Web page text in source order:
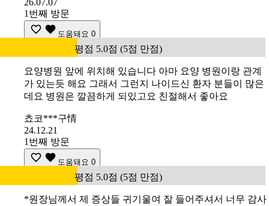
26.07.07
1번째 방문
도움돼요 0
평점 5.0점 (5점 만점)
요양병원 앞에 위치해 있습니다 아마 요양 병원이랑 관계
가 있는듯 해요 그래서 그런지 나이드신 환자 분들이 많은
데요 병원은 깔끔하게 되있고요 친절해서 좋아요
쵸코***구情
24.12.21
1번째 방문
도움돼요 0
평점 5.0점 (5점 만점)
*원장님께서 제 증상들 귀기울여 잘 들어주셔서 너무 감사